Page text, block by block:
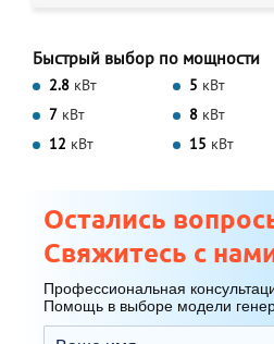
Быстрый выбор по мощности
2.8 кВт 5 кВт
7 кВт 8 кВт
12 кВт 15 кВт
Остались
Свяжитесь с
Профессиональная
Помощь в выборе модели